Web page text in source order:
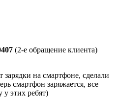
(2-е обращение клиента)
на смартфоне, сделали
смартфон заряжается, все
у этих ребят)